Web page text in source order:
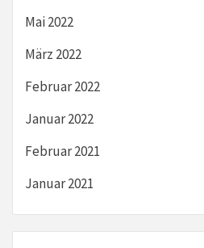
Mai 2022
März 2022
Februar 2022
Januar 2022
Februar 2021
Januar 2021